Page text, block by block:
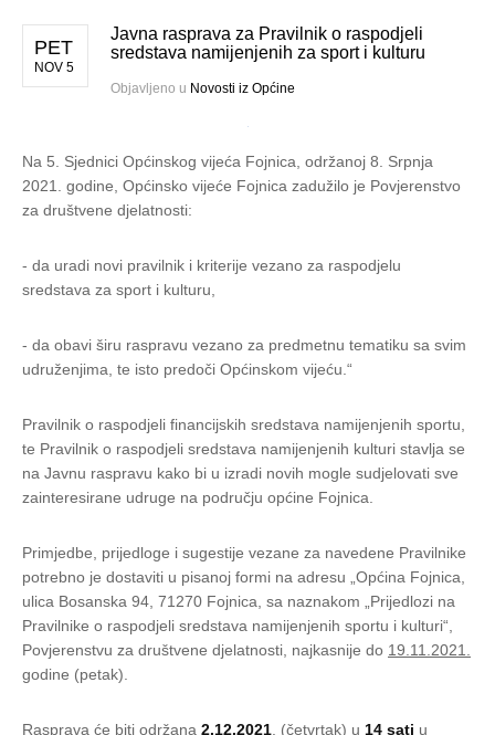
PET
NOV 5
Javna rasprava za Pravilnik o raspodjeli
sredstava namijenjenih za sport i kulturu
Objavljeno u Novosti iz Općine
Na 5. Sjednici Općinskog vijeća Fojnica, održanoj 8. Srpnja
2021. godine, Općinsko vijeće Fojnica zadužilo je Povjerenstvo
za društvene djelatnosti:
- da uradi novi pravilnik i kriterije vezano za raspodjelu
sredstava za sport i kulturu,
- da obavi širu raspravu vezano za predmetnu tematiku sa svim
udruženjima, te isto predoči Općinskom vijeću.“
Pravilnik o raspodjeli financijskih sredstava namijenjenih sportu,
te Pravilnik o raspodjeli sredstava namijenjenih kulturi stavlja se
na Javnu raspravu kako bi u izradi novih mogle sudjelovati sve
zainteresirane udruge na području općine Fojnica.
Primjedbe, prijedloge i sugestije vezane za navedene Pravilnike
potrebno je dostaviti u pisanoj formi na adresu „Općina Fojnica,
ulica Bosanska 94, 71270 Fojnica, sa naznakom „Prijedlozi na
Pravilnike o raspodjeli sredstava namijenjenih sportu i kulturi“,
Povjerenstvu za društvene djelatnosti, najkasnije do 19.11.2021.
godine (petak).
Rasprava će biti održana 2.12.2021 . (četvrtak) u 14 sati u